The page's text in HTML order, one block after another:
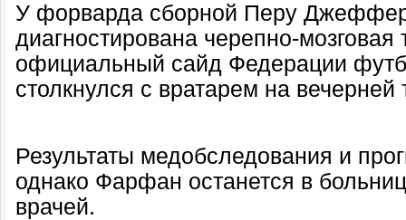
У форварда сборной Перу
диагностирована черепно-
официальный сайд Федерации
столкнулся с вратарем на
Результаты медобследования и
однако Фарфан останется в
врачей.